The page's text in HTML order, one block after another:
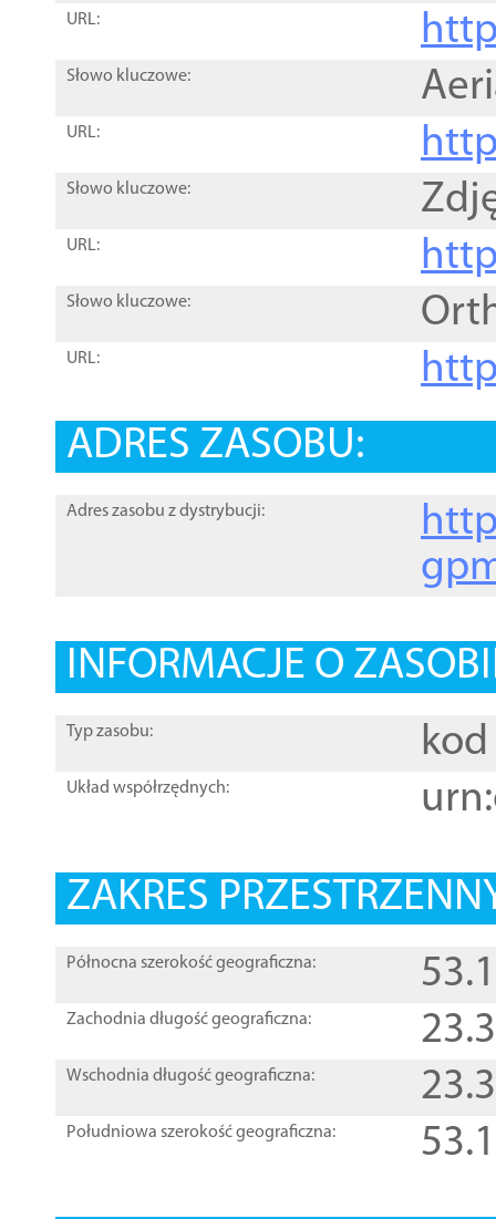
URL:
Słowo kluczowe:
URL:
Słowo kluczowe:
URL:
Słowo kluczowe:
URL:
ADRES ZASOBU:
Adres zasobu z dystrybucji:
INFORMACJE O
Typ zasobu: kod
Układ współrzędnych:
ZAKRES
Północna szerokość geograficzna:
Zachodnia długość geograficzna:
Wschodnia długość geograficzna:
Południowa szerokość geograficzna: